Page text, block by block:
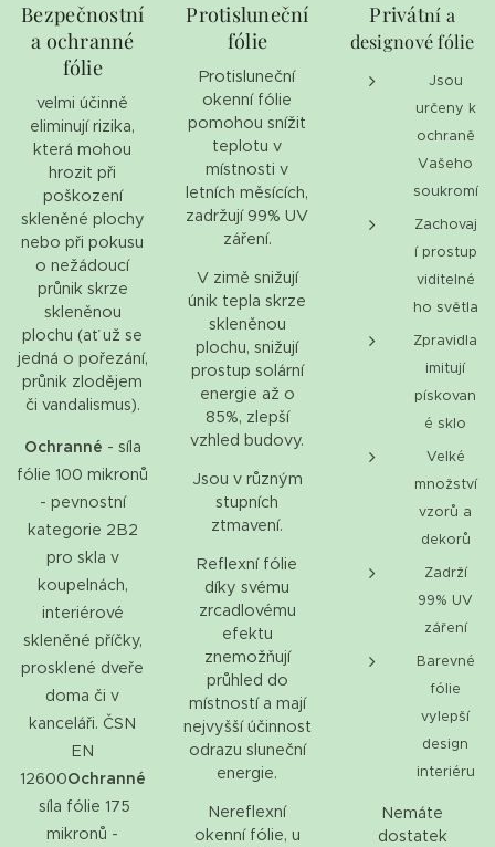
Bezpečnostní
a ochranné
fólie
velmi účinně
eliminují rizika,
která mohou
hrozit při
poškození
skleněné plochy
nebo při pokusu
o nežádoucí
průnik skrze
skleněnou
plochu (ať už se
jedná o pořezání,
průnik zlodějem
či vandalismus).
Ochranné - síla
fólie 100 mikronů
- pevnostní
kategorie 2B2
pro skla v
koupelnách,
interiérové
skleněné příčky,
prosklené dveře
doma či v
kanceláři. ČSN
EN
12600Ochranné
síla fólie 175
mikronů -
Protisluneční
fólie
Protisluneční
okenní fólie
pomohou snížit
teplotu v
místnosti v
letních měsících,
zadržují 99% UV
záření.
V zimě snižují
únik tepla skrze
skleněnou
plochu, snižují
prostup solární
energie až o
85%, zlepší
vzhled budovy.
Jsou v různým
stupních
ztmavení.
Reflexní fólie
díky svému
zrcadlovému
efektu
znemožňují
průhled do
místností a mají
nejvyšší účinnost
odrazu sluneční
energie.
Nereflexní
okenní fólie, u
Privátní a
designové fólie
Jsou
určeny k
ochraně
Vašeho
soukromí
Zachovaj
í prostup
viditelné
ho světla
Zpravidla
imitují
pískovan
é sklo
Velké
množství
vzorů a
dekorů
Zadrží
99% UV
záření
Barevné
fólie
vylepší
design
interiéru
Nemáte
dostatek